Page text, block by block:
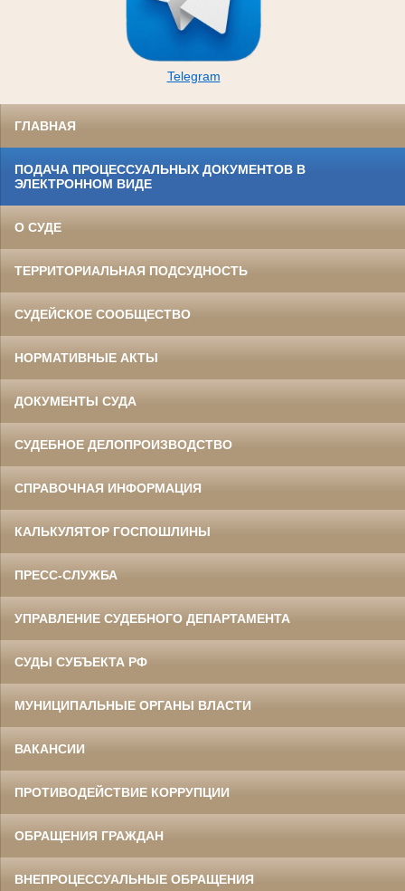
Telegram
ГЛАВНАЯ
ПОДАЧА ПРОЦЕССУАЛЬНЫХ ДОКУМЕНТОВ В
ЭЛЕКТРОННОМ ВИДЕ
О СУДЕ
ТЕРРИТОРИАЛЬНАЯ ПОДСУДНОСТЬ
СУДЕЙСКОЕ СООБЩЕСТВО
НОРМАТИВНЫЕ АКТЫ
ДОКУМЕНТЫ СУДА
СУДЕБНОЕ ДЕЛОПРОИЗВОДСТВО
СПРАВОЧНАЯ ИНФОРМАЦИЯ
КАЛЬКУЛЯТОР ГОСПОШЛИНЫ
ПРЕСС-СЛУЖБА
УПРАВЛЕНИЕ СУДЕБНОГО ДЕПАРТАМЕНТА
СУДЫ СУБЪЕКТА РФ
МУНИЦИПАЛЬНЫЕ ОРГАНЫ ВЛАСТИ
ВАКАНСИИ
ПРОТИВОДЕЙСТВИЕ КОРРУПЦИИ
ОБРАЩЕНИЯ ГРАЖДАН
ВНЕПРОЦЕССУАЛЬНЫЕ ОБРАЩЕНИЯ